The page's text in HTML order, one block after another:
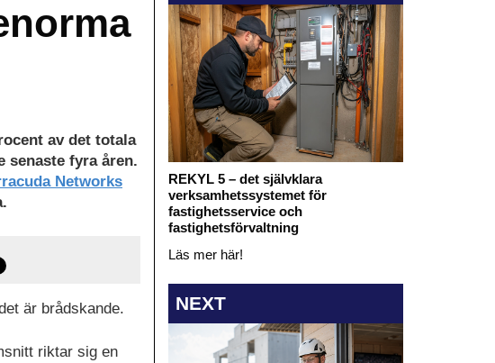
av det totala
senaste fyra åren.
Networks
är brådskande.
riktar sig en
REKYL 5 – det självklara
verksamhetssystemet för
fastighetsservice och
fastighetsförvaltning
Läs mer här!
NEXT